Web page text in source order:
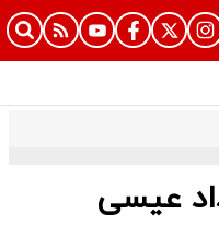
عیسی